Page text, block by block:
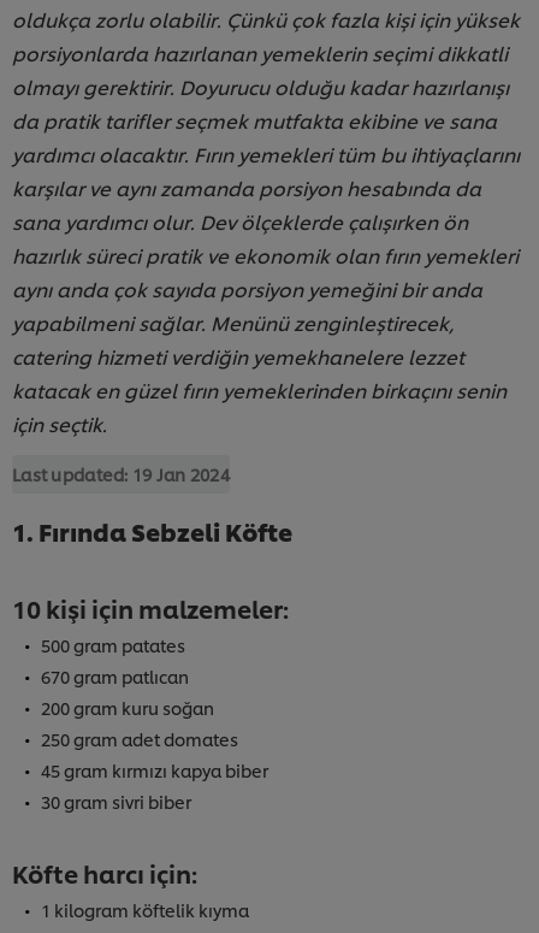
oldukça zorlu olabilir. Çünkü çok fazla kişi için yüksek
porsiyonlarda hazırlanan yemeklerin seçimi dikkatli
olmayı gerektirir. Doyurucu olduğu kadar hazırlanışı
da pratik tarifler seçmek mutfakta ekibine ve sana
yardımcı olacaktır. Fırın yemekleri tüm bu ihtiyaçlarını
karşılar ve aynı zamanda porsiyon hesabında da
sana yardımcı olur. Dev ölçeklerde çalışırken ön
hazırlık süreci pratik ve ekonomik olan fırın yemekleri
aynı anda çok sayıda porsiyon yemeğini bir anda
yapabilmeni sağlar. Menünü zenginleştirecek,
catering hizmeti verdiğin yemekhanelere lezzet
katacak en güzel fırın yemeklerinden birkaçını senin
için seçtik.
Last updated: 19 Jan 2024
1. Fırında Sebzeli Köfte
10 kişi için malzemeler:
500 gram patates
670 gram patlıcan
200 gram kuru soğan
250 gram adet domates
45 gram kırmızı kapya biber
30 gram sivri biber
Köfte harcı için:
1 kilogram köftelik kıyma